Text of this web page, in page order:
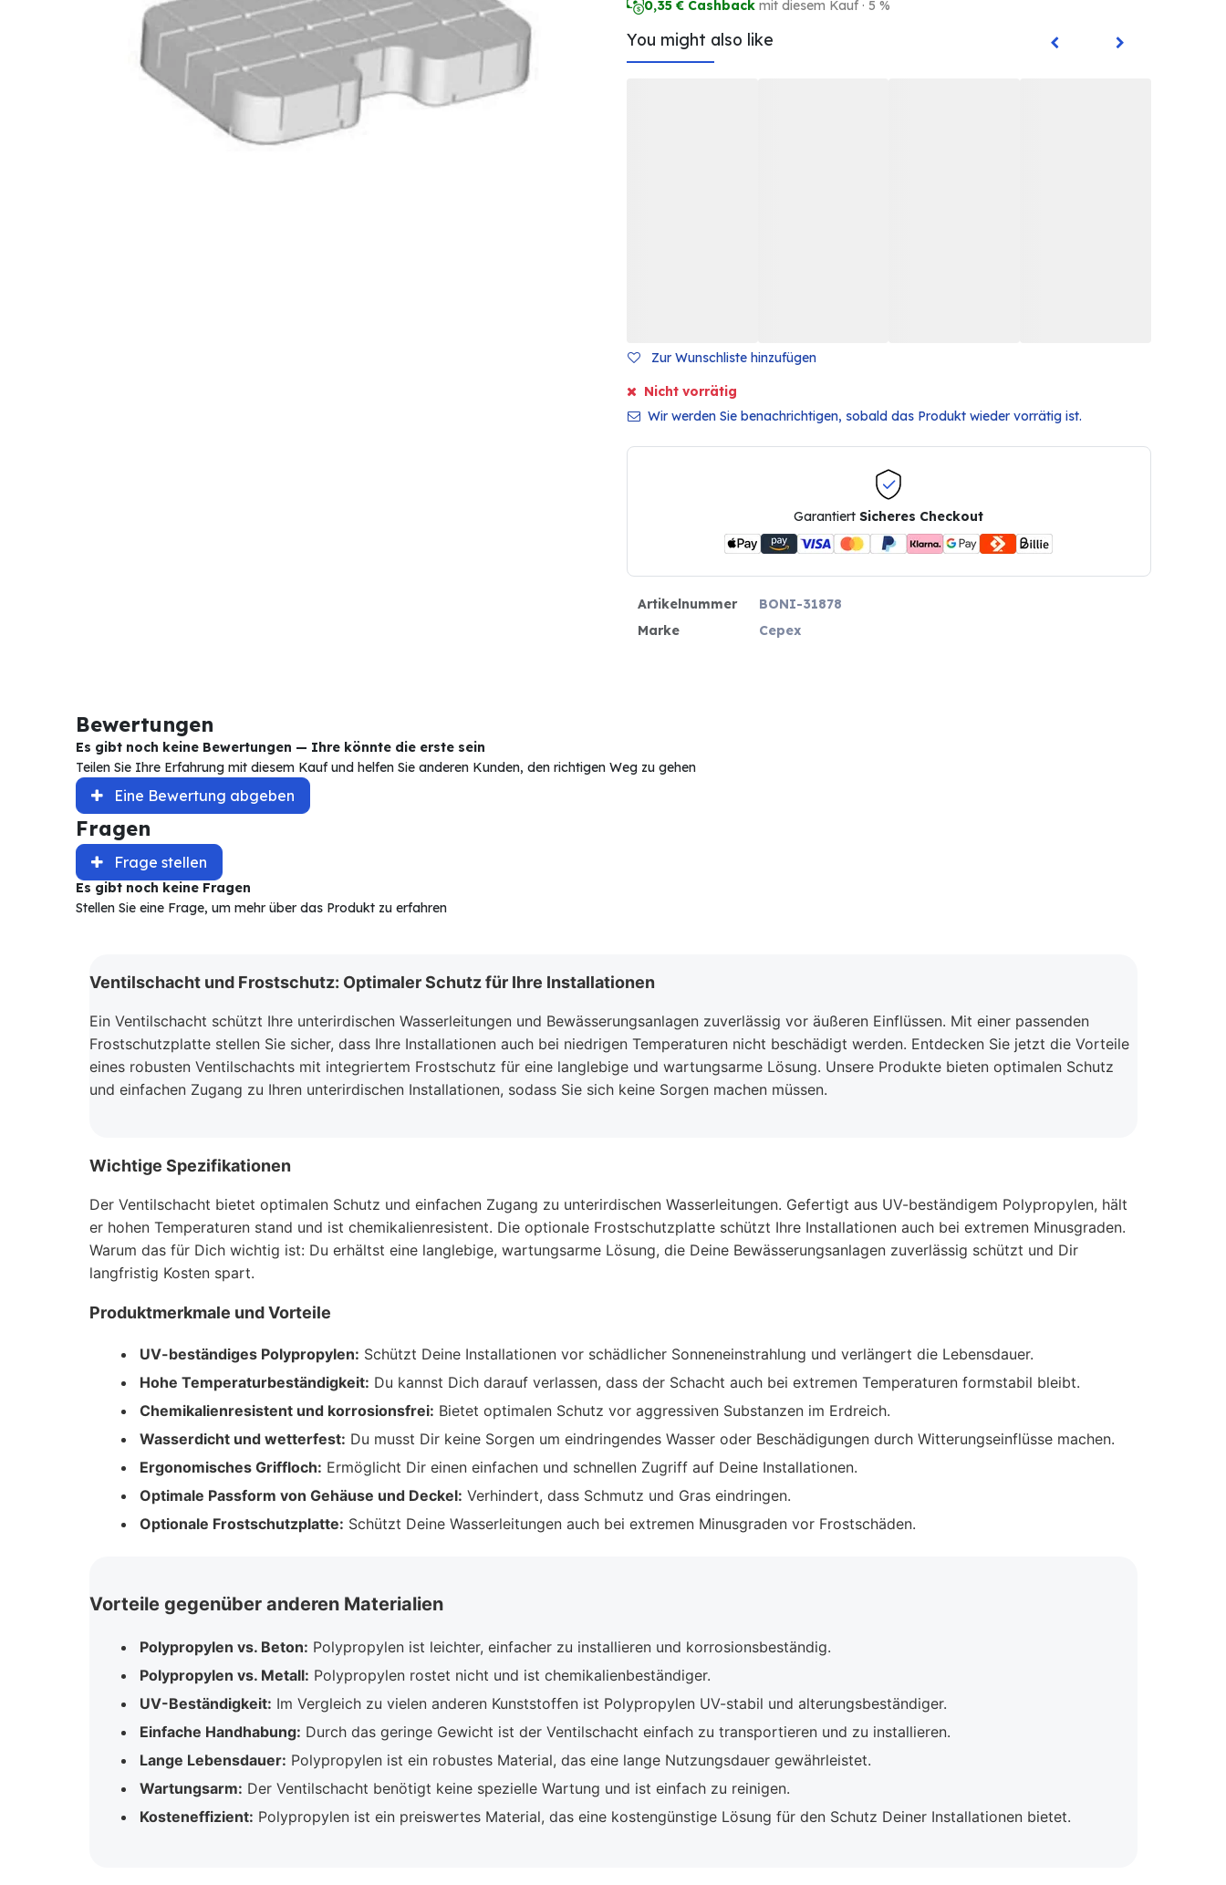
0,35 € Cashback mit diesem Kauf · 5 %
You might also like
Zur Wunschliste hinzufügen
Nicht vorrätig
Wir werden Sie benachrichtigen, sobald das Produkt wieder vorrätig ist.
GarantiertSicheres Checkout
Artikelnummer
BONI-31878
Marke
Cepex
Bewertungen
Es gibt noch keine Bewertungen — Ihre könnte die erste sein
Teilen Sie Ihre Erfahrung mit diesem Kauf und helfen Sie anderen Kunden, den richtigen Weg zu gehen
Eine Bewertung abgeben
Fragen
Frage stellen
Es gibt noch keine Fragen
Stellen Sie eine Frage, um mehr über das Produkt zu erfahren
Ventilschacht und Frostschutz: Optimaler Schutz für Ihre Installationen
Ein Ventilschacht schützt Ihre unterirdischen Wasserleitungen und Bewässerungsanlagen zuverlässig vor äußeren Einflüssen. Mit einer passenden
Frostschutzplatte stellen Sie sicher, dass Ihre Installationen auch bei niedrigen Temperaturen nicht beschädigt werden. Entdecken Sie jetzt die Vorteile
eines robusten Ventilschachts mit integriertem Frostschutz für eine langlebige und wartungsarme Lösung. Unsere Produkte bieten optimalen Schutz
und einfachen Zugang zu Ihren unterirdischen Installationen, sodass Sie sich keine Sorgen machen müssen.
Wichtige Spezifikationen
Der Ventilschacht bietet optimalen Schutz und einfachen Zugang zu unterirdischen Wasserleitungen. Gefertigt aus UV-beständigem Polypropylen, hält
er hohen Temperaturen stand und ist chemikalienresistent. Die optionale Frostschutzplatte schützt Ihre Installationen auch bei extremen Minusgraden.
Warum das für Dich wichtig ist: Du erhältst eine langlebige, wartungsarme Lösung, die Deine Bewässerungsanlagen zuverlässig schützt und Dir
langfristig Kosten spart.
Produktmerkmale und Vorteile
UV-beständiges Polypropylen: Schützt Deine Installationen vor schädlicher Sonneneinstrahlung und verlängert die Lebensdauer.
Hohe Temperaturbeständigkeit: Du kannst Dich darauf verlassen, dass der Schacht auch bei extremen Temperaturen formstabil bleibt.
Chemikalienresistent und korrosionsfrei: Bietet optimalen Schutz vor aggressiven Substanzen im Erdreich.
Wasserdicht und wetterfest: Du musst Dir keine Sorgen um eindringendes Wasser oder Beschädigungen durch Witterungseinflüsse machen.
Ergonomisches Griffloch: Ermöglicht Dir einen einfachen und schnellen Zugriff auf Deine Installationen.
Optimale Passform von Gehäuse und Deckel: Verhindert, dass Schmutz und Gras eindringen.
Optionale Frostschutzplatte: Schützt Deine Wasserleitungen auch bei extremen Minusgraden vor Frostschäden.
Vorteile gegenüber anderen Materialien
Polypropylen vs. Beton: Polypropylen ist leichter, einfacher zu installieren und korrosionsbeständig.
Polypropylen vs. Metall: Polypropylen rostet nicht und ist chemikalienbeständiger.
UV-Beständigkeit: Im Vergleich zu vielen anderen Kunststoffen ist Polypropylen UV-stabil und alterungsbeständiger.
Einfache Handhabung: Durch das geringe Gewicht ist der Ventilschacht einfach zu transportieren und zu installieren.
Lange Lebensdauer: Polypropylen ist ein robustes Material, das eine lange Nutzungsdauer gewährleistet.
Wartungsarm: Der Ventilschacht benötigt keine spezielle Wartung und ist einfach zu reinigen.
Kosteneffizient: Polypropylen ist ein preiswertes Material, das eine kostengünstige Lösung für den Schutz Deiner Installationen bietet.